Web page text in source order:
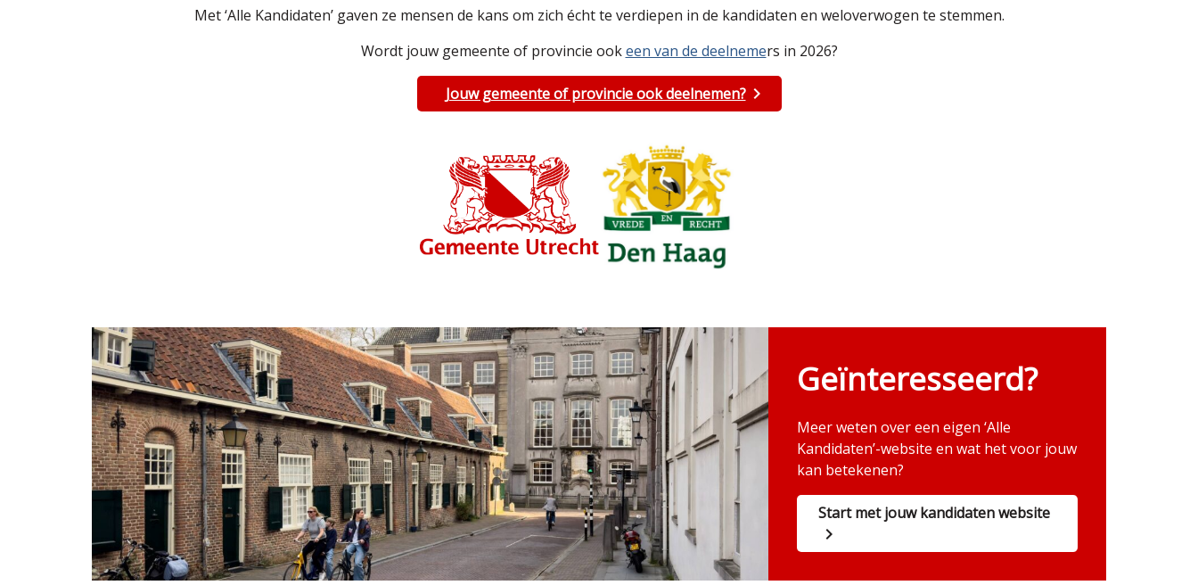
Met ‘Alle Kandidaten’ gaven ze mensen de kans om zich écht te verdiepen in de kandidaten en weloverwogen te stemmen.
Wordt jouw gemeente of provincie ookeen van de deelnemers in 2026?
Jouw gemeente of provincie ook deelnemen?
Geïnteresseerd?
Meer weten over een eigen ‘Alle
Kandidaten’-website en wat het voor jouw
kan betekenen?
Start met jouw kandidaten website